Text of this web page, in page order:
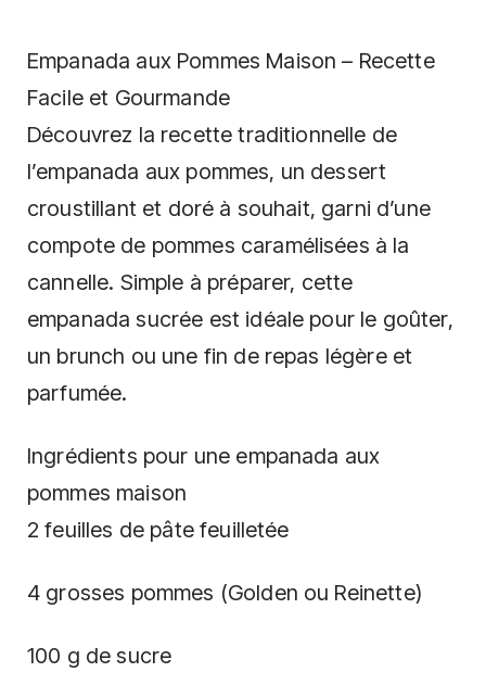
Empanada aux Pommes Maison – Recette
Facile et Gourmande
Découvrez la recette traditionnelle de
l’empanada aux pommes, un dessert
croustillant et doré à souhait, garni d’une
compote de pommes caramélisées à la
cannelle. Simple à préparer, cette
empanada sucrée est idéale pour le goûter,
un brunch ou une fin de repas légère et
parfumée.
Ingrédients pour une empanada aux
pommes maison
2 feuilles de pâte feuilletée
4 grosses pommes (Golden ou Reinette)
100 g de sucre